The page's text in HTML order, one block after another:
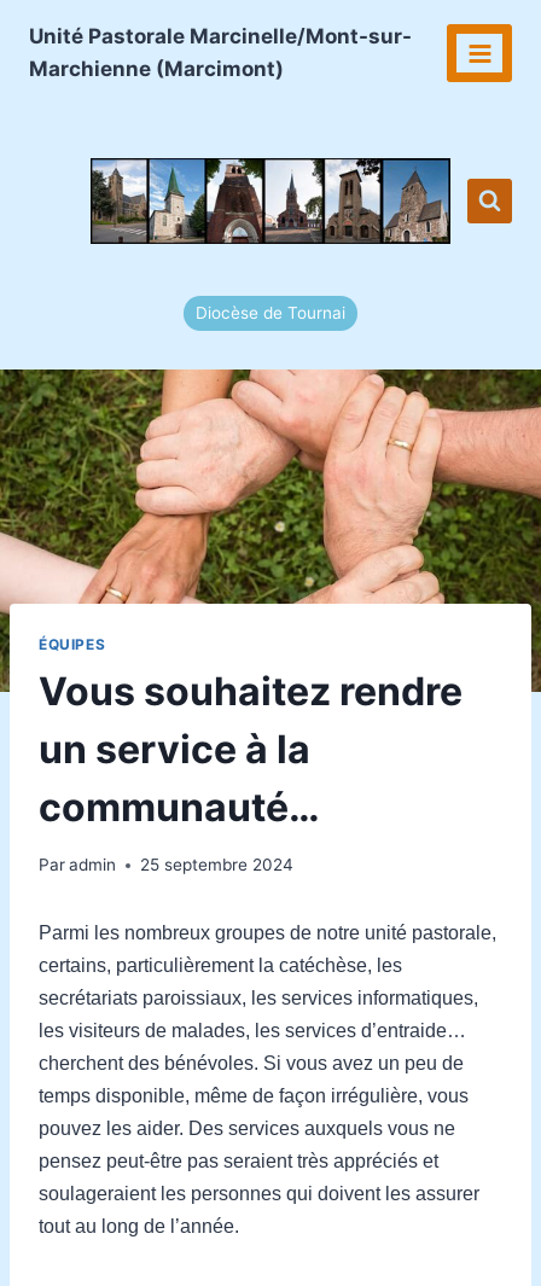
contenu
Unité Pastorale Marcinelle/Mont-sur-
Marchienne (Marcimont)
Diocèse de Tournai
ÉQUIPES
Vous souhaitez rendre
un service à la
communauté…
Paradmin 25 septembre 2024
Parmi les nombreux groupes de notre unité pastorale,
certains, particulièrement la catéchèse, les
secrétariats paroissiaux, les services informatiques,
les visiteurs de malades, les services d’entraide…
cherchent des bénévoles. Si vous avez un peu de
temps disponible, même de façon irrégulière, vous
pouvez les aider. Des services auxquels vous ne
pensez peut-être pas seraient très appréciés et
soulageraient les personnes qui doivent les assurer
tout au long de l’année.